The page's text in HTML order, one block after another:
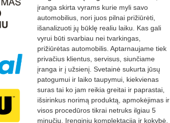
įranga skirta vyrams kurie myli savo
automobilius, nori juos pilnai prižiūrėti,
išanalizuoti jų būklę realiu laiku. Kas gali
vyrui būti svarbiau nei tvarkingas,
prižiūrėtas automobilis. Aptarnaujame tiek
privačius klientus, servisus, siunčiame
įranga ir į užsienį. Svetainė sukurta jūsų
patogumui ir laiko taupymui, kiekvienas
suras tai ko jam reikia greitai ir paprastai,
išsirinkus norimą produktą, apmokėjimas ir
visos procedūros tikrai netruks ilgiau 5
minučių. Įrenginių komplektacija ir kokybė,